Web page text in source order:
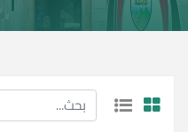
الكليات والمراكز
البحث العلمي